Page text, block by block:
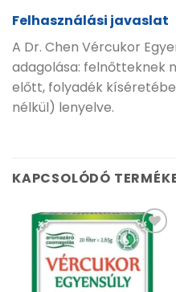
Felhasználási javaslat
A Dr. Chen Vércukor
adagolása: felnőtteknek
előtt, folyadék
nélkül) lenyelve.
KAPCSOLÓDÓ
Kívánságlistához
adás